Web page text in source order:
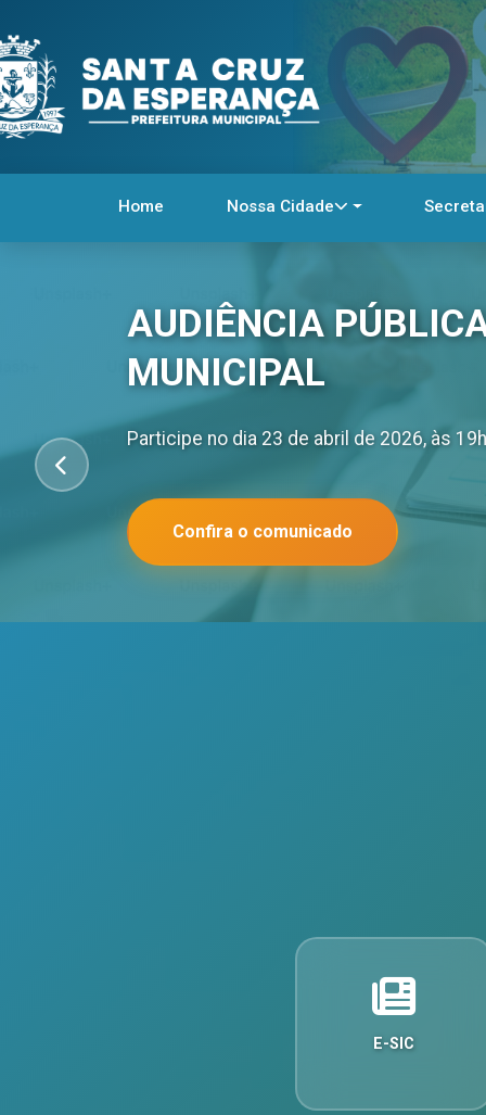
Home Nossa Cidade
AUDIÊNCIA
MUNICIPAL
Participe no dia 23 de abril de 2026, às
Confira o comunicado
E-SIC